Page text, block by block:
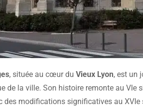
, située au cœur du Vieux Lyon, est un
de la ville. Son histoire remonte au VIe
des modifications significatives au XVIe